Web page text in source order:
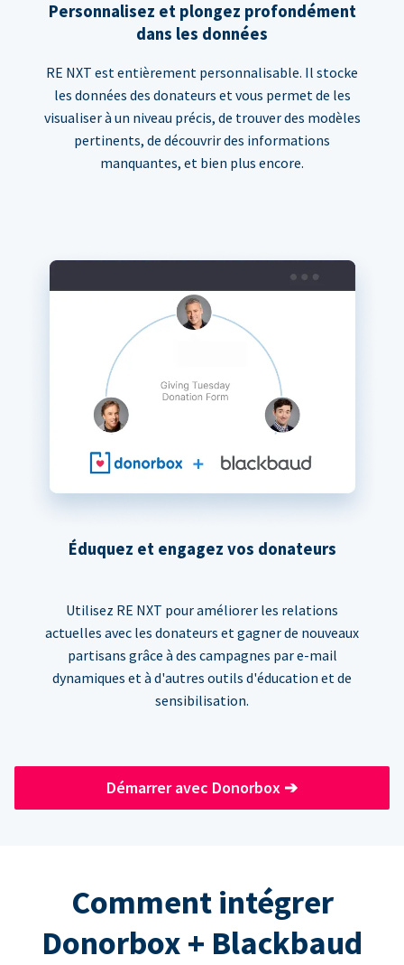
Personnalisez et plongez profondément
dans les données
RE NXT est entièrement personnalisable. Il stocke
les données des donateurs et vous permet de les
visualiser à un niveau précis, de trouver des modèles
pertinents, de découvrir des informations
manquantes, et bien plus encore.
Éduquez et engagez vos donateurs
Utilisez RE NXT pour améliorer les relations
actuelles avec les donateurs et gagner de nouveaux
partisans grâce à des campagnes par e-mail
dynamiques et à d'autres outils d'éducation et de
sensibilisation.
Démarrer avec Donorbox ➔
Comment intégrer
Donorbox + Blackbaud